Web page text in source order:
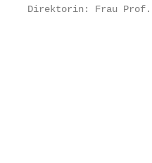
Direktorin: Frau Prof.